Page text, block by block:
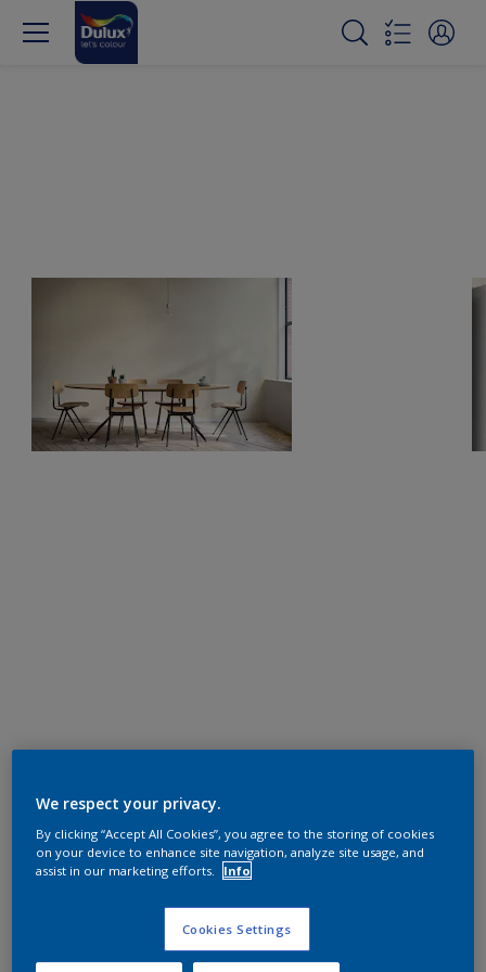
We respect your privacy.
By clicking “Accept All Cookies”, you agree to the storing of cookies
on your device to enhance site navigation, analyze site usage, and
assist in our marketing efforts.
Info
Cookies Settings